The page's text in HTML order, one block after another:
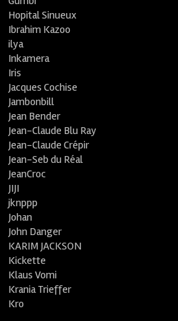
Hopital Sinueux
Ibrahim Kazoo
ilya
Inkamera
Iris
Jacques Cochise
Jambonbill
Jean Bender
Jean-Claude Blu Ray
Jean-Claude Crépir
Jean-Seb du Réal
JeanCroc
JIJI
jknppp
Johan
John Danger
KARIM JACKSON
Kickette
Klaus Vomi
Krania Trieffer
Kro